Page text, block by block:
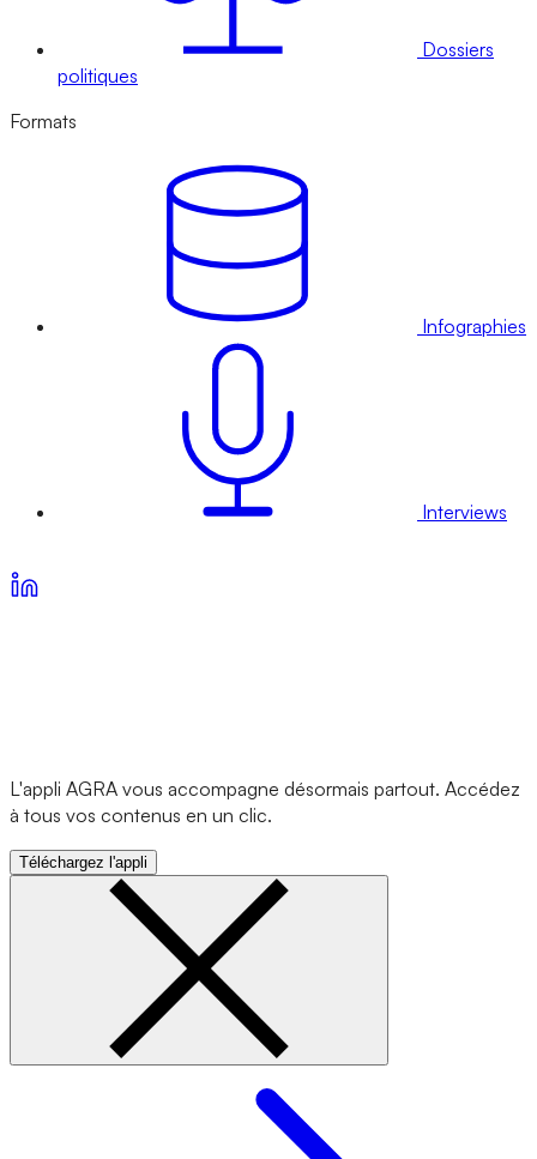
Dossiers
politiques
Formats
Infographies
Interviews
L'appli AGRA vous accompagne désormais partout. Accédez
à tous vos contenus en un clic.
Téléchargez l'appli